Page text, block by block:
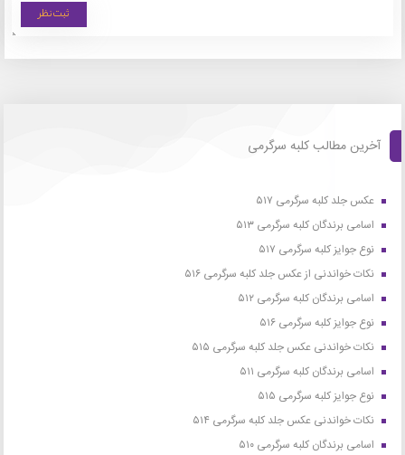
آخرین مطالب کلبه سرگرمی
عکس جلد کلبه سرگرمی ۵۱۷
اسامی برندگان کلبه سرگرمی ۵۱۳
نوع جوایز کلبه سرگرمی ۵۱۷
نکات خواندنی از عکس جلد کلبه سرگرمی ۵۱۶
اسامی برندگان کلبه سرگرمی ۵۱۲
نوع جوایز کلبه سرگرمی ۵۱۶
نکات خواندنی عکس جلد کلبه سرگرمی ۵۱۵
اسامی برندگان کلبه سرگرمی ۵۱۱
نوع جوایز کلبه سرگرمی ۵۱۵
نکات خواندنی عکس جلد کلبه سرگرمی ۵۱۴
اسامی برندگان کلبه سرگرمی ۵۱۰